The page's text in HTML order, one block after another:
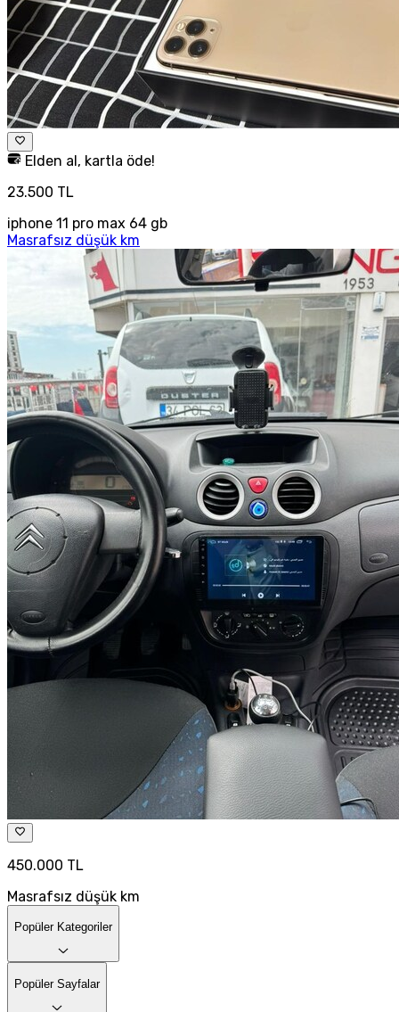
Elden al, kartla öde!
23.500 TL
iphone 11 pro max 64 gb
Masrafsız düşük km
450.000 TL
Masrafsız düşük km
Popüler Kategoriler
Popüler Sayfalar